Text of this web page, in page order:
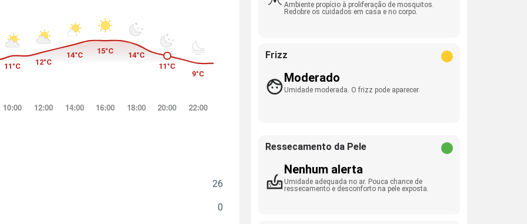
26
0
Ambiente propício à proliferação de mosquitos.
Redobre os cuidados em casa e no corpo.
Frizz
Moderado
Umidade moderada. O frizz pode aparecer.
Ressecamento da Pele
Nenhum alerta
Umidade adequada no ar. Pouca chance de
ressecamento e desconforto na pele exposta.